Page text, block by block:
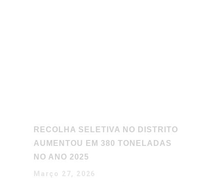
RECOLHA SELETIVA NO DISTRITO
AUMENTOU EM 380 TONELADAS
NO ANO 2025
Março 27, 2026